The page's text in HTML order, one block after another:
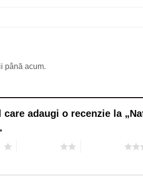
până acum.
adaugi o recenzie la
*